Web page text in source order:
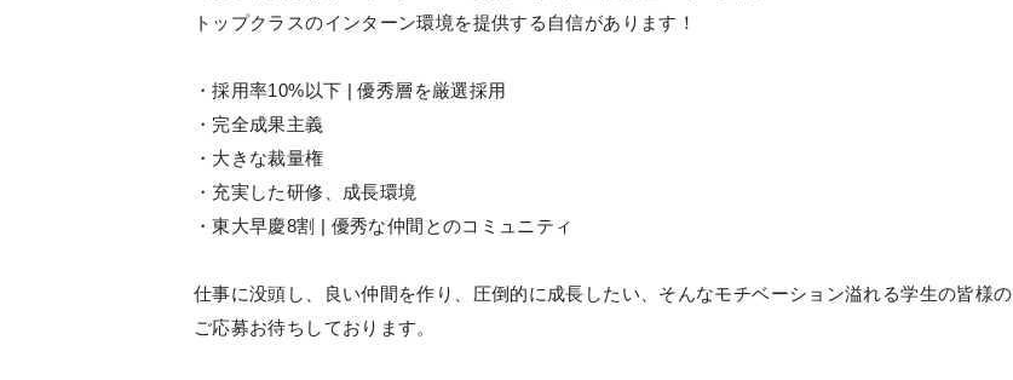
トップクラスのインターン環境を提供する自信があります！
・採用率10%以下 | 優秀層を厳選採用
・完全成果主義
・大きな裁量権
・充実した研修、成長環境
・東大早慶8割 | 優秀な仲間とのコミュニティ
仕事に没頭し、良い仲間を作り、圧倒的に成長したい、そんなモチベーション溢れる学生の皆様の
ご応募お待ちしております。